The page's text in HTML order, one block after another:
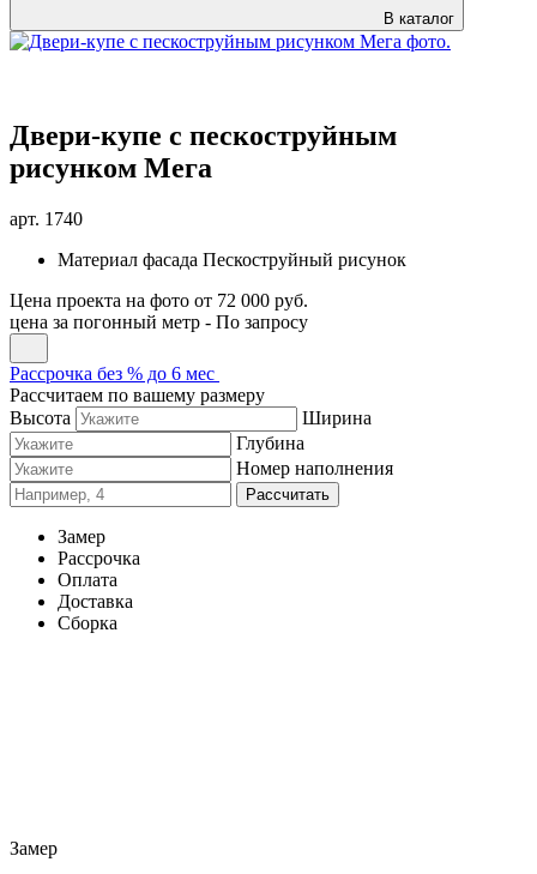
В каталог
Двери-купе с пескоструйным
рисунком Мега
арт. 1740
Материал фасада Пескоструйный рисунок
Цена проекта на фото от 72 000 руб.
цена за погонный метр - По запросу
Рассрочка без % до 6 мес
Рассчитаем по вашему размеру
Высота
Ширина
Глубина
Номер наполнения
Рассчитать
Замер
Рассрочка
Оплата
Доставка
Сборка
Замер